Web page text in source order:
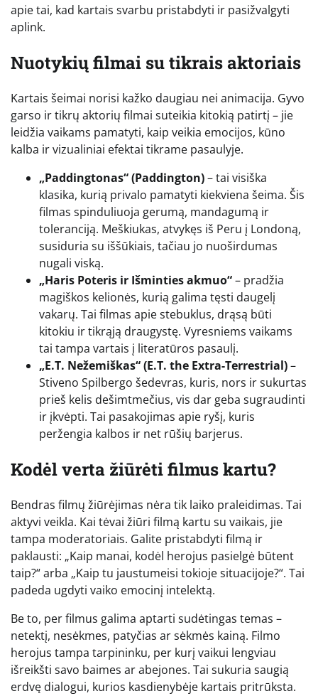
apie tai, kad kartais svarbu pristabdyti ir pasižvalgyti
aplink.
Nuotykių filmai su tikrais aktoriais
Kartais šeimai norisi kažko daugiau nei animacija. Gyvo
garso ir tikrų aktorių filmai suteikia kitokią patirtį – jie
leidžia vaikams pamatyti, kaip veikia emocijos, kūno
kalba ir vizualiniai efektai tikrame pasaulyje.
„Paddingtonas“ (Paddington)– tai visiška
klasika, kurią privalo pamatyti kiekviena šeima. Šis
filmas spinduliuoja gerumą, mandagumą ir
toleranciją. Meškiukas, atvykęs iš Peru į Londoną,
susiduria su iššūkiais, tačiau jo nuoširdumas
nugali viską.
„Haris Poteris ir Išminties akmuo“– pradžia
magiškos kelionės, kurią galima tęsti daugelį
vakarų. Tai filmas apie stebuklus, drąsą būti
kitokiu ir tikrąją draugystę. Vyresniems vaikams
tai tampa vartais į literatūros pasaulį.
„E.T. Nežemiškas“ (E.T. the Extra-Terrestrial)–
Stiveno Spilbergo šedevras, kuris, nors ir sukurtas
prieš kelis dešimtmečius, vis dar geba sugraudinti
ir įkvėpti. Tai pasakojimas apie ryšį, kuris
peržengia kalbos ir net rūšių barjerus.
Kodėl verta žiūrėti filmus kartu?
Bendras filmų žiūrėjimas nėra tik laiko praleidimas. Tai
aktyvi veikla. Kai tėvai žiūri filmą kartu su vaikais, jie
tampa moderatoriais. Galite pristabdyti filmą ir
paklausti: „Kaip manai, kodėl herojus pasielgė būtent
taip?“ arba „Kaip tu jaustumeisi tokioje situacijoje?“. Tai
padeda ugdyti vaiko emocinį intelektą.
Be to, per filmus galima aptarti sudėtingas temas –
netektį, nesėkmes, patyčias ar sėkmės kainą. Filmo
herojus tampa tarpininku, per kurį vaikui lengviau
išreikšti savo baimes ar abejones. Tai sukuria saugią
erdvę dialogui, kurios kasdienybėje kartais pritrūksta.